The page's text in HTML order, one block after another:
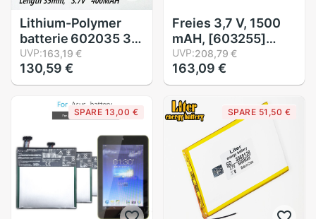
Lithium-Polymer
batterie 602035 3,7
V 400mAh
Handheld MP3 MP4
MP5 GPS Navigator
Lithium-Batterie
UVP:163,19 €
130,59 €
Freies 3,7 V, 1500
mAH, [603255]
PLIB; Polymer
Lithium-Ion/Li-Ion
batterie für dvr,
GPS, mp3, mp4,
praktisch,
lautsprecher
UVP:208,79 €
163,09 €
SPARE 13,00 € SPARE 51,50 €